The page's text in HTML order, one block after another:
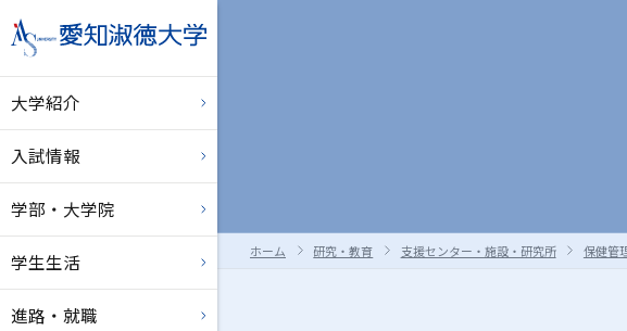
大学紹介
入試情報
学部・大学院
学生生活
進路・就職
ホーム 研究・教育 支援センター・施設・研究所 保健管